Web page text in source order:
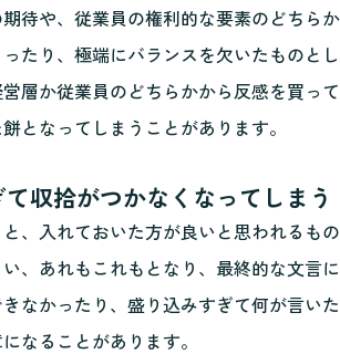
待や、従業員の権利的な要素のどちらか
たり、極端にバランスを欠いたものとし
層か従業員のどちらかから反感を買って
となってしまうことがあります。
収拾がつかなくなってしまう
、入れておいた方が良いと思われるもの
、あれもこれもとなり、最終的な文言に
なかったり、盛り込みすぎて何が言いた
なることがあります。